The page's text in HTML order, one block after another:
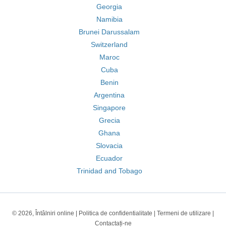
Georgia
Namibia
Brunei Darussalam
Switzerland
Maroc
Cuba
Benin
Argentina
Singapore
Grecia
Ghana
Slovacia
Ecuador
Trinidad and Tobago
© 2026, Întâlniri online | Politica de confidentialitate Termeni de utilizare
Contactați-ne